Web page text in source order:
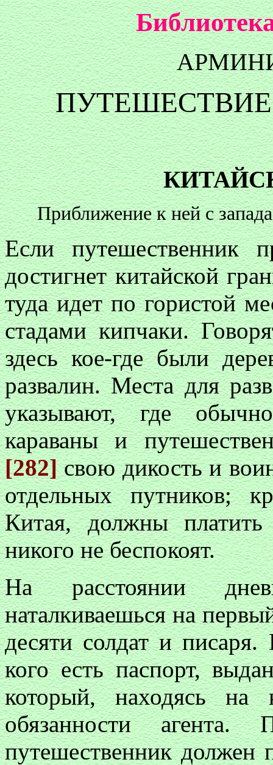
Приближение к ней с
Если
достигнет китайской
туда идет по гористой
стадами кипчаки.
здесь кое-где были
развалин. Места для
указывают, где
караваны и
[282]свою дикость и
отдельных путников;
Китая, должны
никого не беспокоят.
На расстоянии
наталкиваешься на
десяти солдат и писаря.
кого есть паспорт,
который, находясь на
обязанности агента.
путешественник должен